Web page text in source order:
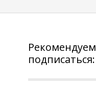
Рекомендуем
подписаться: